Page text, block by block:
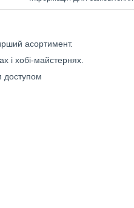
асортимент.
і хобі-майстернях.
доступом